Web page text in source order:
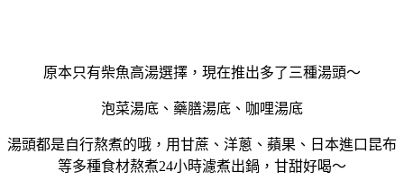
原本只有柴魚高湯選擇，現在推出多了三種湯頭～
泡菜湯底、藥膳湯底、咖哩湯底
湯頭都是自行熬煮的哦，用甘蔗、洋蔥、蘋果、日本進口昆布
等多種食材熬煮24小時濾煮出鍋，甘甜好喝～